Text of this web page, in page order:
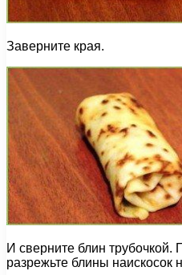
Заверните края.
И сверните блин трубочкой.
разрежьте блины наискосок